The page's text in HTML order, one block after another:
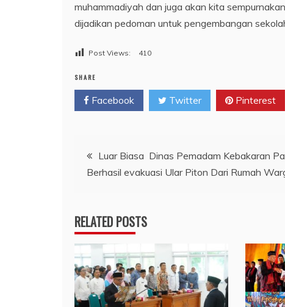
muhammadiyah dan juga akan kita
dijadikan pedoman untuk pengembangan
Post Views: 410
SHARE
Facebook Twitter Pinterest
Navigasi
pos
Luar Biasa Dinas Pemadam Kebakaran
Berhasil evakuasi Ular Piton Dari Rumah
RELATED POSTS